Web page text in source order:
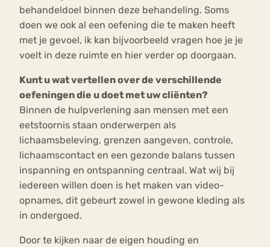
behandeldoel binnen deze behandeling. Soms
doen we ook al een oefening die te maken heeft
met je gevoel, ik kan bijvoorbeeld vragen hoe je je
voelt in deze ruimte en hier verder op doorgaan.
Kunt u wat vertellen over de verschillende
oefeningen die u doet met uw cliënten?
Binnen de hulpverlening aan mensen met een
eetstoornis staan onderwerpen als
lichaamsbeleving, grenzen aangeven, controle,
lichaamscontact en een gezonde balans tussen
inspanning en ontspanning centraal. Wat wij bij
iedereen willen doen is het maken van video-
opnames, dit gebeurt zowel in gewone kleding als
in ondergoed.
Door te kijken naar de eigen houding en